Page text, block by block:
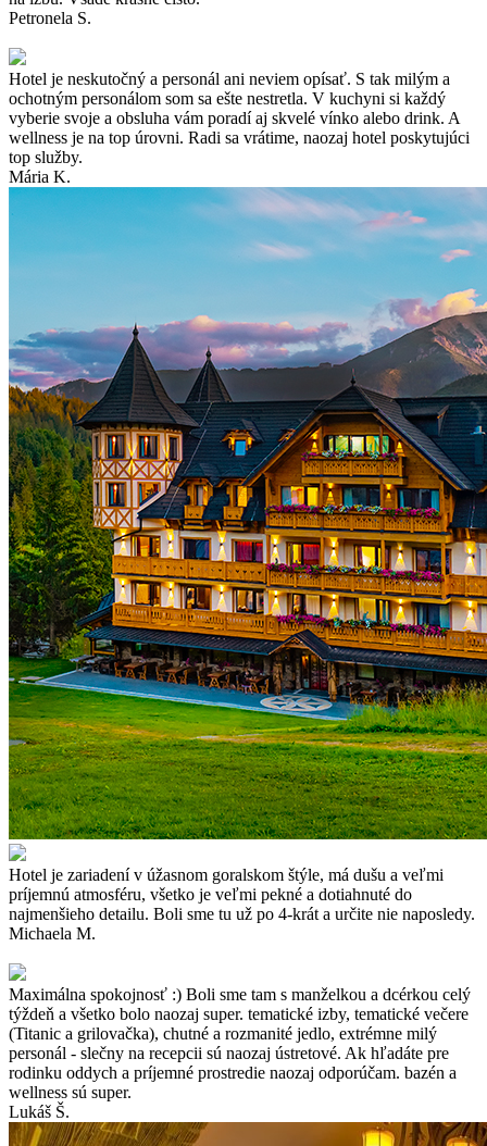
Petronela S.
Hotel je neskutočný a personál ani neviem opísať. S tak milým a
ochotným personálom som sa ešte nestretla. V kuchyni si každý
vyberie svoje a obsluha vám poradí aj skvelé vínko alebo drink. A
wellness je na top úrovni. Radi sa vrátime, naozaj hotel poskytujúci
top služby.
Mária K.
Hotel je zariadení v úžasnom goralskom štýle, má dušu a veľmi
príjemnú atmosféru, všetko je veľmi pekné a dotiahnuté do
najmenšieho detailu. Boli sme tu už po 4-krát a určite nie naposledy.
Michaela M.
Maximálna spokojnosť :) Boli sme tam s manželkou a dcérkou celý
týždeň a všetko bolo naozaj super. tematické izby, tematické večere
(Titanic a grilovačka), chutné a rozmanité jedlo, extrémne milý
personál - slečny na recepcii sú naozaj ústretové. Ak hľadáte pre
rodinku oddych a príjemné prostredie naozaj odporúčam. bazén a
wellness sú super.
Lukáš Š.